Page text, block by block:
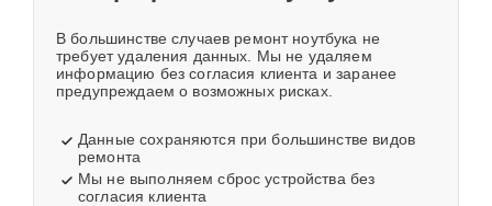
В большинстве случаев ремонт ноутбука не
требует удаления данных. Мы не удаляем
информацию без согласия клиента и заранее
предупреждаем о возможных рисках.
Данные сохраняются при большинстве видов
ремонта
Мы не выполняем сброс устройства без
согласия клиента